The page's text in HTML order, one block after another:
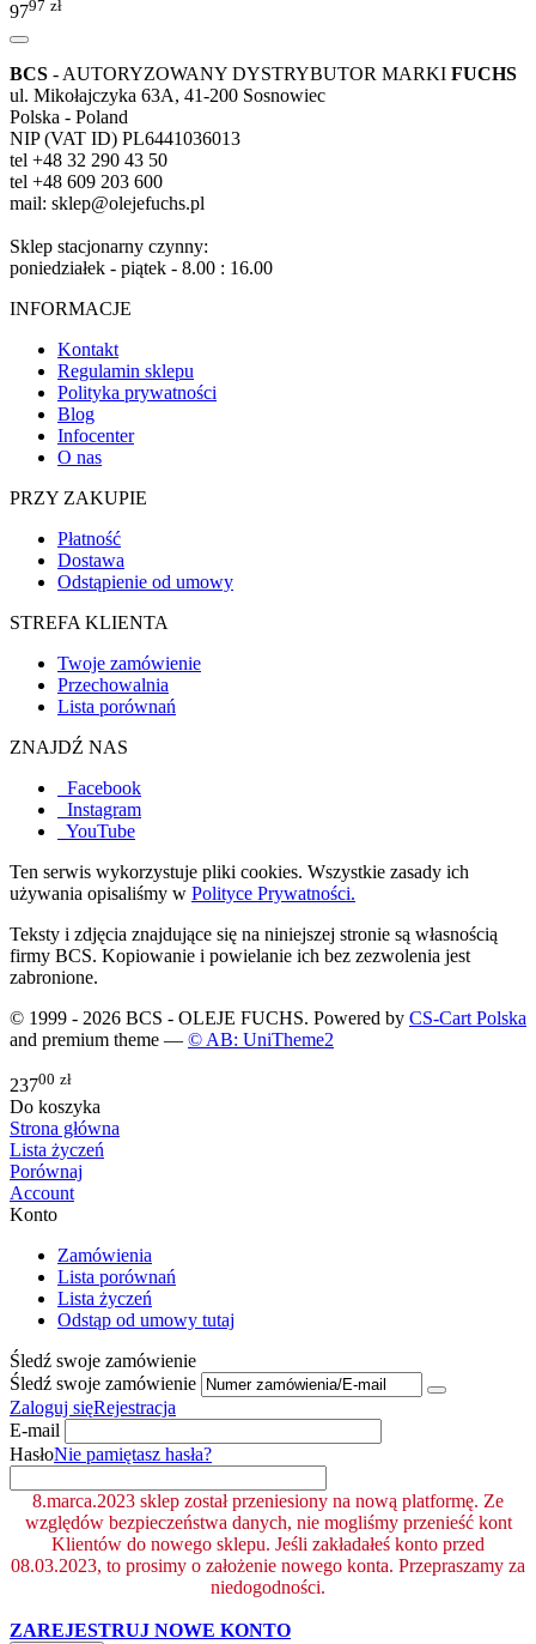
9797 zł
BCS - AUTORYZOWANY DYSTRYBUTOR MARKI FUCHS
ul. Mikołajczyka 63A, 41-200 Sosnowiec
Polska - Poland
NIP (VAT ID) PL6441036013
tel +48 32 290 43 50
tel +48 609 203 600
mail: sklep@olejefuchs.pl
Sklep stacjonarny czynny:
poniedziałek - piątek - 8.00 : 16.00
INFORMACJE
Kontakt
Regulamin sklepu
Polityka prywatności
Blog
Infocenter
O nas
PRZY ZAKUPIE
Płatność
Dostawa
Odstąpienie od umowy
STREFA KLIENTA
Twoje zamówienie
Przechowalnia
Lista porównań
ZNAJDŹ NAS
Facebook
Instagram
YouTube
Ten serwis wykorzystuje pliki cookies. Wszystkie zasady ich
używania opisaliśmy w Polityce Prywatności.
Teksty i zdjęcia znajdujące się na niniejszej stronie są własnością
firmy BCS. Kopiowanie i powielanie ich bez zezwolenia jest
zabronione.
© 1999 - 2026 BCS - OLEJE FUCHS. Powered by CS-Cart Polska
and premium theme — © AB: UniTheme2
23700 zł
Do koszyka
Strona główna
Lista życzeń
Porównaj
Account
Konto
Zamówienia
Lista porównań
Lista życzeń
Odstąp od umowy tutaj
Śledź swoje zamówienie
Śledź swoje zamówienie
Zaloguj sięRejestracja
E-mail
HasłoNie pamiętasz hasła?
8.marca.2023 sklep został przeniesiony na nową platformę. Ze
względów bezpieczeństwa danych, nie mogliśmy przenieść kont
Klientów do nowego sklepu. Jeśli zakładałeś konto przed
08.03.2023, to prosimy o założenie nowego konta. Przepraszamy za
niedogodności.
ZAREJESTRUJ NOWE KONTO